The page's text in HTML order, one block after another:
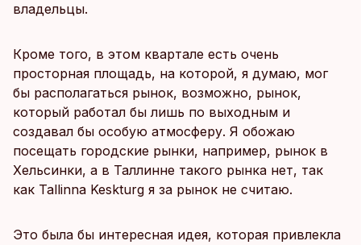
владельцы.
Кроме того, в этом квартале есть очень
просторная площадь, на которой, я думаю, мог
бы располагаться рынок, возможно, рынок,
который работал бы лишь по выходным и
создавал бы особую атмосферу. Я обожаю
посещать городские рынки, например, рынок в
Хельсинки, а в Таллинне такого рынка нет, так
как Tallinna Keskturg я за рынок не считаю.
Это была бы интересная идея, которая привлекла